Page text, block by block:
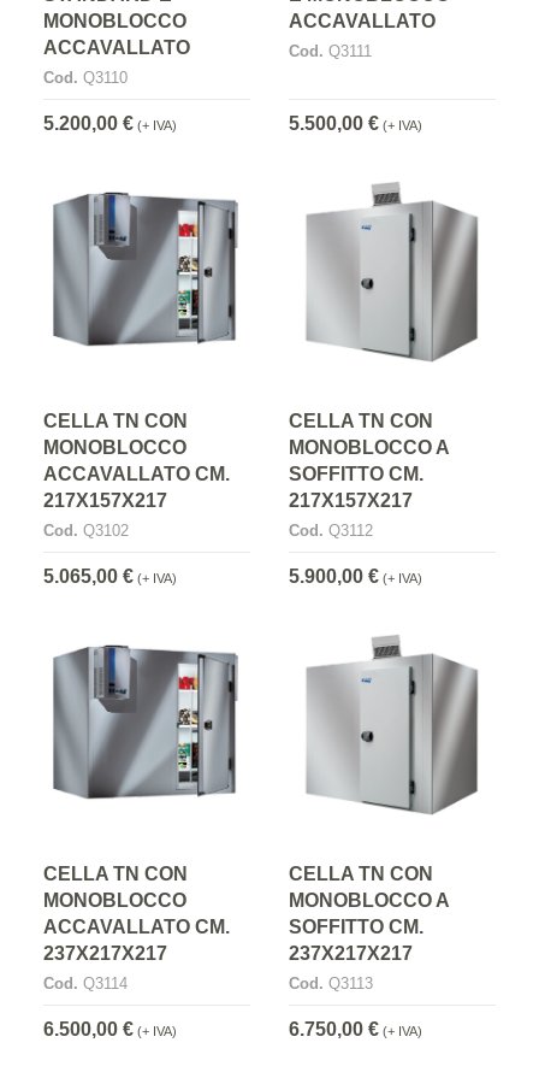
MONOBLOCCO
ACCAVALLATO
Cod. Q3110
5.200,00 € (+ IVA)
ACCAVALLATO
Cod. Q3111
5.500,00 € (+ IVA)
CELLA TN CON
MONOBLOCCO
ACCAVALLATO CM.
217X157X217
Cod. Q3102
5.065,00 € (+ IVA)
CELLA TN CON
MONOBLOCCO A
SOFFITTO CM.
217X157X217
Cod. Q3112
5.900,00 € (+ IVA)
CELLA TN CON
MONOBLOCCO
ACCAVALLATO CM.
237X217X217
Cod. Q3114
6.500,00 € (+ IVA)
CELLA TN CON
MONOBLOCCO A
SOFFITTO CM.
237X217X217
Cod. Q3113
6.750,00 € (+ IVA)